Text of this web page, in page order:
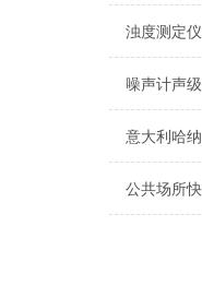
浊度测定
噪声计声
公共场所